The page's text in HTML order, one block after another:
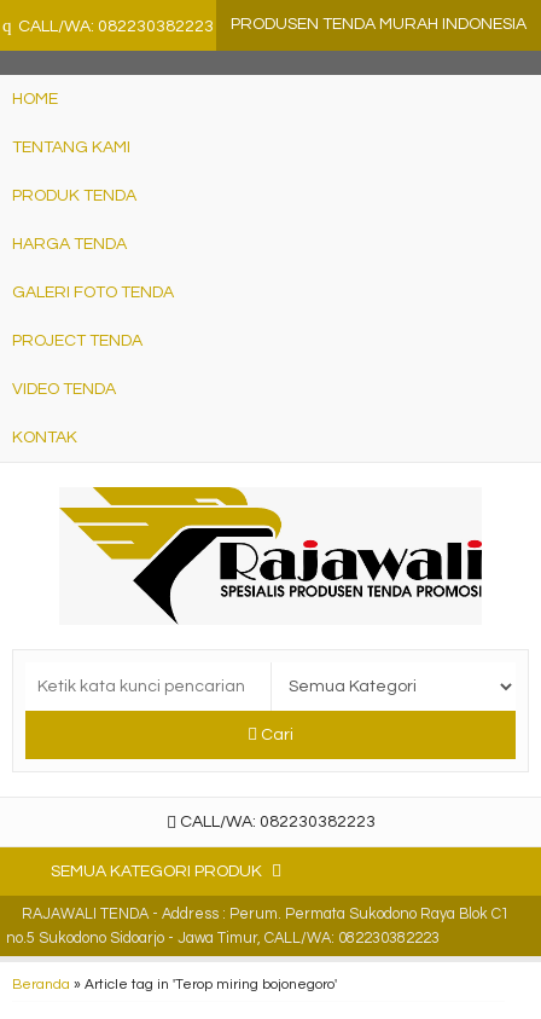
q CALL/WA: 082230382223 PRODUSEN TENDA MURAH INDONESIA
HOME
TENTANG KAMI
PRODUK TENDA
HARGA TENDA
GALERI FOTO TENDA
PROJECT TENDA
VIDEO TENDA
KONTAK
Cari
CALL/WA: 082230382223
SEMUA KATEGORI PRODUK
RAJAWALI TENDA - Address : Perum. Permata Sukodono Raya Blok C1
no.5 Sukodono Sidoarjo - Jawa Timur, CALL/WA: 082230382223
Beranda » Article tag in 'Terop miring bojonegoro'